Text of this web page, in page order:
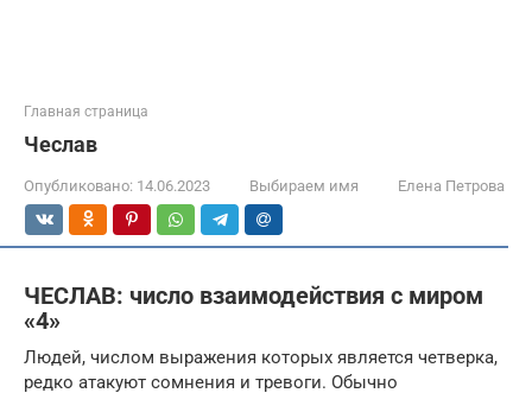
Главная страница
Чеслав
Опубликовано: 14.06.2023 Выбираем имя Елена Петрова
ЧЕСЛАВ: число взаимодействия с миром
«4»
Людей, числом выражения которых является четверка,
редко атакуют сомнения и тревоги. Обычно